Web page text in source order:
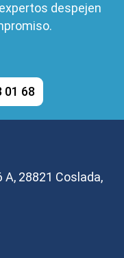
despejen
01 68
A, 28821 Coslada,